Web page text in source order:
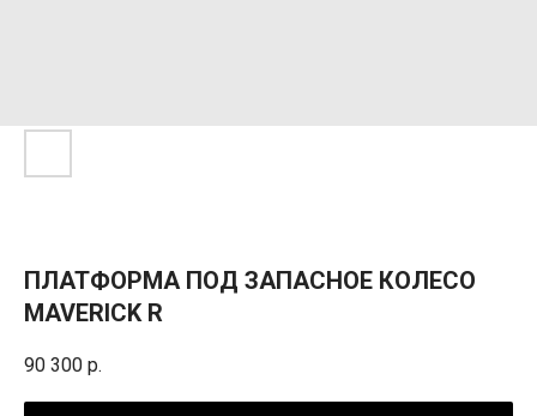
ПЛАТФОРМА ПОД ЗАПАСНОЕ КОЛЕСО
MAVERICK R
90 300 р.